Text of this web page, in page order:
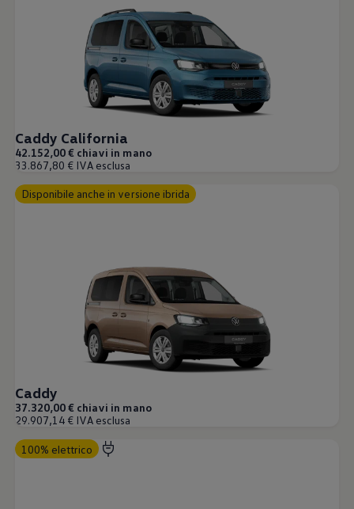
Caddy California
42.152,00 € chiavi in mano
33.867,80 € IVA esclusa
Disponibile anche in versione ibrida
Caddy
37.320,00 € chiavi in mano
29.907,14 € IVA esclusa
100% elettrico